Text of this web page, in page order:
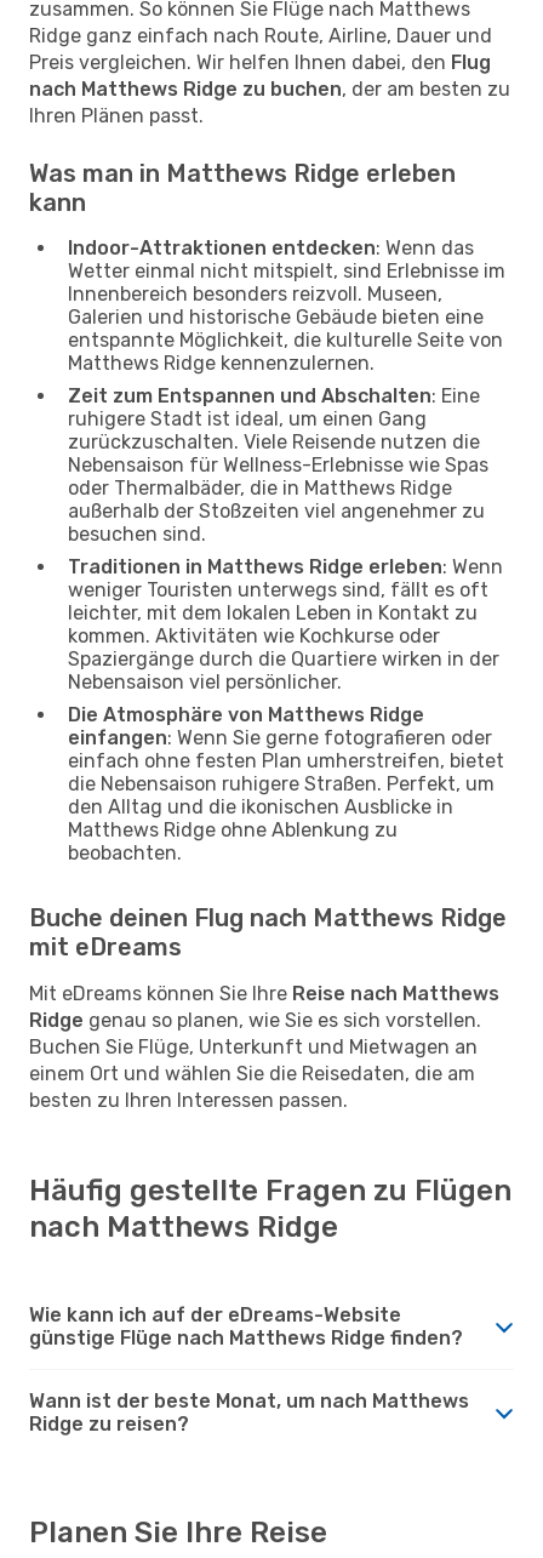
zusammen. So können Sie Flüge nach Matthews
Ridge ganz einfach nach Route, Airline, Dauer und
Preis vergleichen. Wir helfen Ihnen dabei, den Flug
nach Matthews Ridge zu buchen, der am besten zu
Ihren Plänen passt.
Was man in Matthews Ridge erleben
kann
Indoor-Attraktionen entdecken: Wenn das
Wetter einmal nicht mitspielt, sind Erlebnisse im
Innenbereich besonders reizvoll. Museen,
Galerien und historische Gebäude bieten eine
entspannte Möglichkeit, die kulturelle Seite von
Matthews Ridge kennenzulernen.
Zeit zum Entspannen und Abschalten: Eine
ruhigere Stadt ist ideal, um einen Gang
zurückzuschalten. Viele Reisende nutzen die
Nebensaison für Wellness-Erlebnisse wie Spas
oder Thermalbäder, die in Matthews Ridge
außerhalb der Stoßzeiten viel angenehmer zu
besuchen sind.
Traditionen in Matthews Ridge erleben: Wenn
weniger Touristen unterwegs sind, fällt es oft
leichter, mit dem lokalen Leben in Kontakt zu
kommen. Aktivitäten wie Kochkurse oder
Spaziergänge durch die Quartiere wirken in der
Nebensaison viel persönlicher.
Die Atmosphäre von Matthews Ridge
einfangen: Wenn Sie gerne fotografieren oder
einfach ohne festen Plan umherstreifen, bietet
die Nebensaison ruhigere Straßen. Perfekt, um
den Alltag und die ikonischen Ausblicke in
Matthews Ridge ohne Ablenkung zu
beobachten.
Buche deinen Flug nach Matthews Ridge
mit eDreams
Mit eDreams können Sie Ihre Reise nach Matthews
Ridge genau so planen, wie Sie es sich vorstellen.
Buchen Sie Flüge, Unterkunft und Mietwagen an
einem Ort und wählen Sie die Reisedaten, die am
besten zu Ihren Interessen passen.
Häufig gestellte Fragen zu Flügen
nach Matthews Ridge
Wie kann ich auf der eDreams-Website
günstige Flüge nach Matthews Ridge finden?
Wann ist der beste Monat, um nach Matthews
Ridge zu reisen?
Planen Sie Ihre Reise